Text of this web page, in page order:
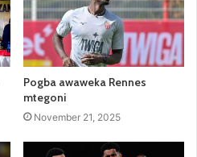
Pogba awaweka Rennes
mtegoni
November 21, 2025